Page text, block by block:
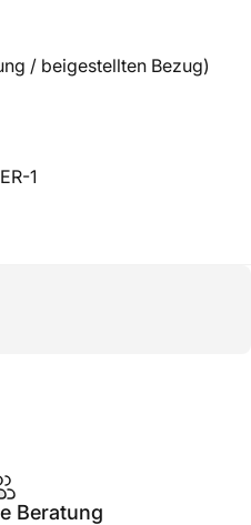
/ beigestellten Bezug)
1
Beratung